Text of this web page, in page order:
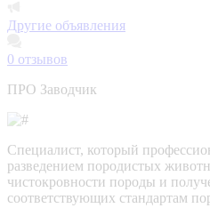
Другие объявления
0 отзывов
ПРО Заводчик
Специалист, который
разведением породистых
чистокровности породы и
соответствующих стандартам